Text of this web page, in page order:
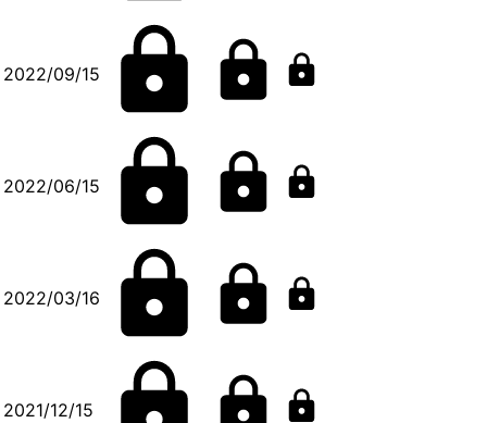
2022/09/15
2022/06/15
2022/03/16
2021/12/15